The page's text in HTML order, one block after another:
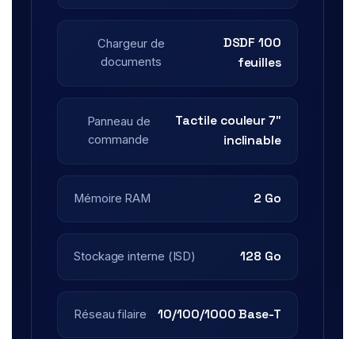
Chargeur de
documents
DSDF 100
feuilles
Panneau de
commande
Tactile couleur 7″
inclinable
Mémoire RAM 2 Go
Stockage interne (ISD) 128 Go
Réseau filaire 10/100/1000 Base-T